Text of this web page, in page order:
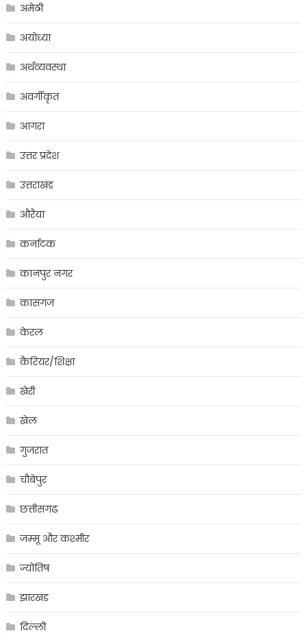
अमेठी
अयोध्या
अर्थव्यवस्था
अवर्गीकृत
आगरा
उत्तर प्रदेश
उत्तराखंड
औरैया
कर्नाटक
कानपुर नगर
कासगंज
केरल
कैरियर/शिक्षा
खेरी
खेल
गुजरात
चौबेपुर
छत्तीसगढ
जम्मू और कश्मीर
ज्योतिष
झारखंड
दिल्ली